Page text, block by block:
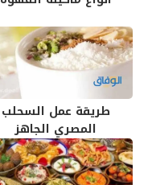
طريقة عمل السحلب
المصري الجاهز